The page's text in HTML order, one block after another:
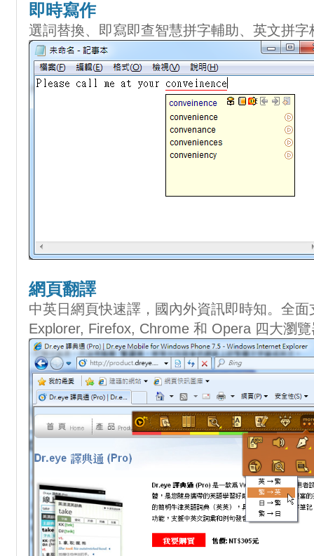
即時寫作
選詞替換、即寫即查智慧拼字輔助、英文拼
網頁翻譯
中英日網頁快速譯，國內外資訊即時知。全
Explorer, Firefox, Chrome 和 Opera 四大瀏